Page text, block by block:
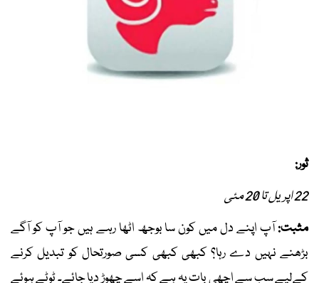
ثور:
22 اپریل تا 20 مئی
مثبت:آپ اپنے دل میں کون سا بوجھ اٹھا رہے ہیں جو آپ کو آگے
بڑھنے نہیں دے رہا؟ کبھی کبھی کسی صورتحال کو تبدیل کرنے
کےلیے سب سے اچھی بات یہ ہے کہ اسے چھوڑ دیا جائے۔ ٹوٹے ہوئے